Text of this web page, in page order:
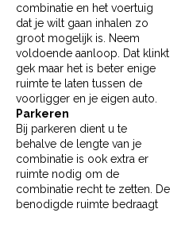
combinatie en het voertuig
dat je wilt gaan inhalen zo
groot mogelijk is. Neem
voldoende aanloop. Dat klinkt
gek maar het is beter enige
ruimte te laten tussen de
voorligger en je eigen auto.
Parkeren
Bij parkeren dient u te
behalve de lengte van je
combinatie is ook extra er
ruimte nodig om de
combinatie recht te zetten. De
benodigde ruimte bedraagt